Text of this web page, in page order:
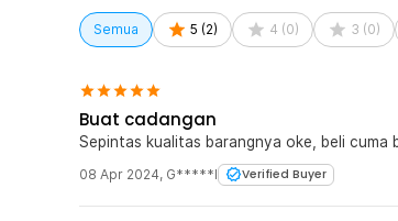
Semua 5 (2) 4 (0) 3 (0)
Buat cadangan
Sepintas kualitas barangnya oke, beli cuma
08 Apr 2024, G*****l Verified Buyer